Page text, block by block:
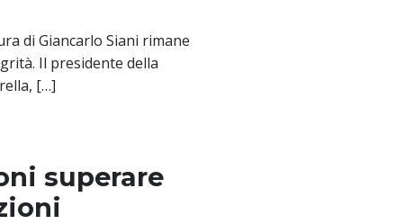
di Giancarlo Siani rimane
Il presidente della
[…]
superare